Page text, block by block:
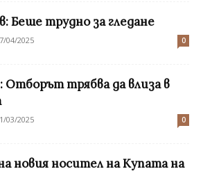
Беше трудно за гледане
04/2025 0
трябва да влиза в
03/2025 0
новия носител на Купата на